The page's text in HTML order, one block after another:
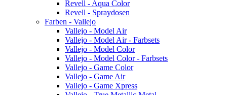
Revell - Aqua Color
Revell - Spraydosen
Farben - Vallejo
Vallejo - Model Air
Vallejo - Model Air - Farbsets
Vallejo - Model Color
Vallejo - Model Color - Farbsets
Vallejo - Game Color
Vallejo - Game Air
Vallejo - Game Xpress